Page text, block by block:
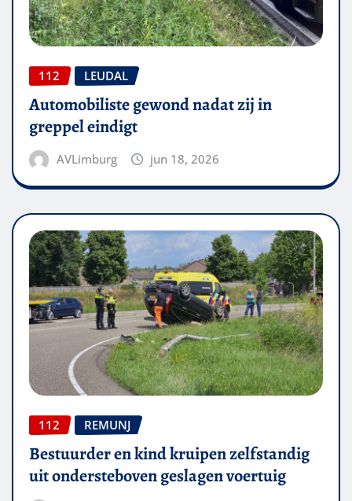
112 LEUDAL
Automobiliste gewond nadat zij in
greppel eindigt
AVLimburg jun 18, 2026
112 REMUNJ
Bestuurder en kind kruipen zelfstandig
uit ondersteboven geslagen voertuig